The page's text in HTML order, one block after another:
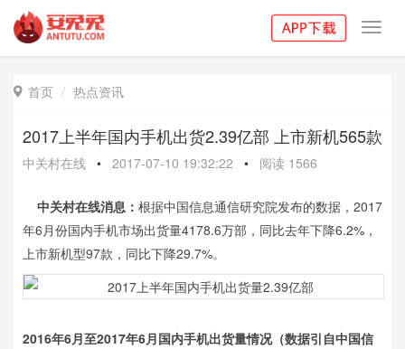
 首页 热点资讯
2017上半年国内手机出货2.39亿部 上市新机565款
中关村在线 • 2017-07-10 19:32:22 • 阅读 1566
中关村在线消息： 根据中国信息通信研究院发布的数据，2017
年6月份国内手机市场出货量4178.6万部，同比去年下降6.2%，
上市新机型97款，同比下降29.7%。
2016年6月至2017年6月国内手机出货量情况（数据引自中国信